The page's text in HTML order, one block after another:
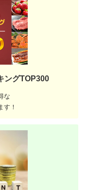
ングTOP300
な
す！